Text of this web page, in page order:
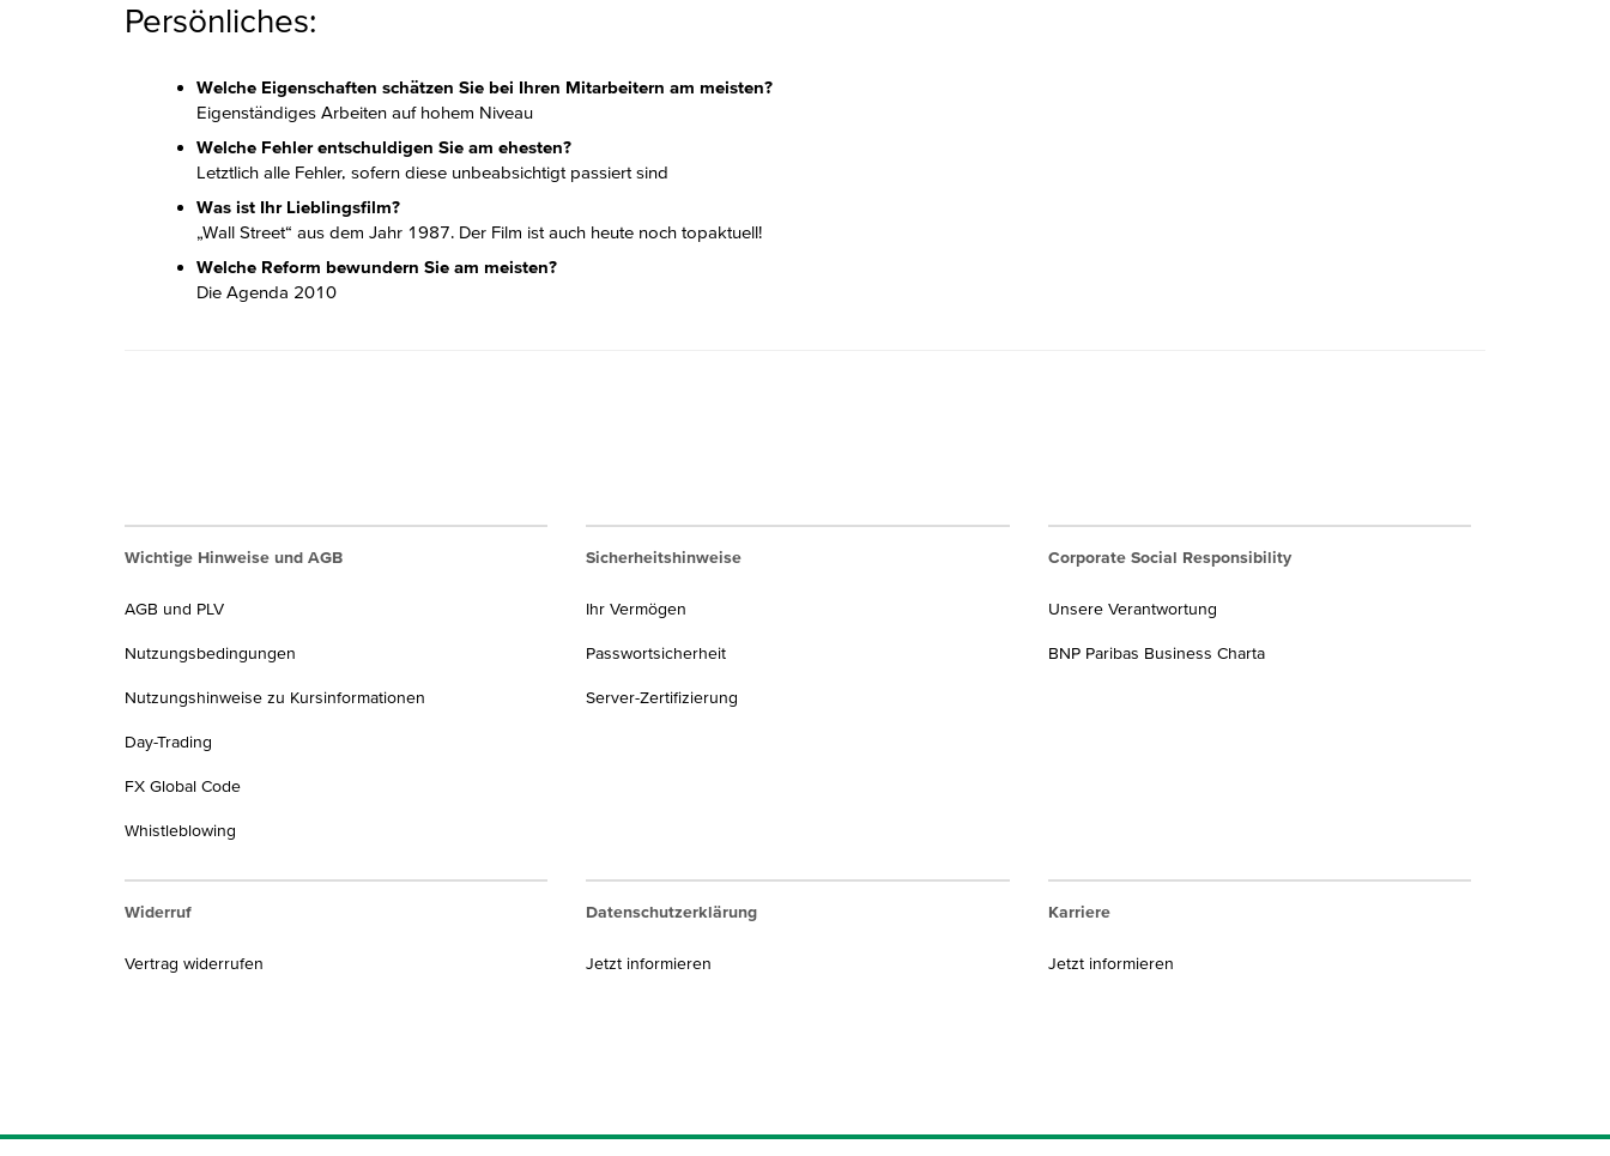
Persönliches:
Welche Eigenschaften schätzen Sie bei Ihren Mitarbeitern am meisten?
Eigenständiges Arbeiten auf hohem Niveau
Welche Fehler entschuldigen Sie am ehesten?
Letztlich alle Fehler, sofern diese unbeabsichtigt passiert sind
Was ist Ihr Lieblingsfilm?
„Wall Street“ aus dem Jahr 1987. Der Film ist auch heute noch topaktuell!
Welche Reform bewundern Sie am meisten?
Die Agenda 2010
Wichtige Hinweise und AGB
AGB und PLV
Nutzungsbedingungen
Nutzungshinweise zu Kursinformationen
Day-Trading
FX Global Code
Whistleblowing
Sicherheitshinweise
Ihr Vermögen
Passwortsicherheit
Server-Zertifizierung
Corporate Social Responsibility
Unsere Verantwortung
BNP Paribas Business Charta
Widerruf
Vertrag widerrufen
Datenschutzerklärung
Jetzt informieren
Karriere
Jetzt informieren